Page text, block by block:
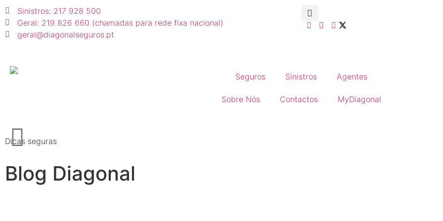
Sinistros: 217 928 500
Geral: 219 826 660 (chamadas para rede fixa nacional)
geral@diagonalseguros.pt
Seguros Sinistros Agentes
Sobre Nós Contactos MyDiagonal
Dicas seguras
Blog Diagonal